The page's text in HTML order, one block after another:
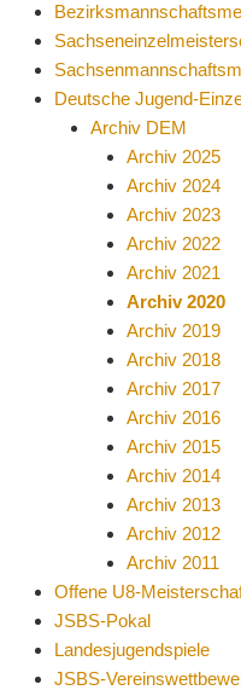
Deutsche Jugend-
Archiv DEM
Archiv 2025
Archiv 2024
Archiv 2023
Archiv 2022
Archiv 2021
Archiv 2020
Archiv 2019
Archiv 2018
Archiv 2017
Archiv 2016
Archiv 2015
Archiv 2014
Archiv 2013
Archiv 2012
Archiv 2011
Offene U8-
JSBS-Pokal
Landesjugendspiele
JSBS-